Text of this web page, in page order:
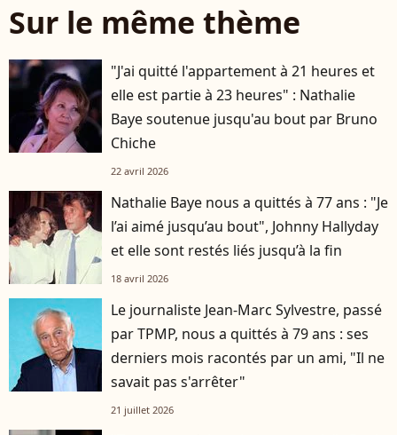
Sur le même thème
"J'ai quitté l'appartement à 21 heures et
elle est partie à 23 heures" : Nathalie
Baye soutenue jusqu'au bout par Bruno
Chiche
22 avril 2026
Nathalie Baye nous a quittés à 77 ans : "Je
l’ai aimé jusqu’au bout", Johnny Hallyday
et elle sont restés liés jusqu’à la fin
18 avril 2026
Le journaliste Jean-Marc Sylvestre, passé
par TPMP, nous a quittés à 79 ans : ses
derniers mois racontés par un ami, "Il ne
savait pas s'arrêter"
21 juillet 2026